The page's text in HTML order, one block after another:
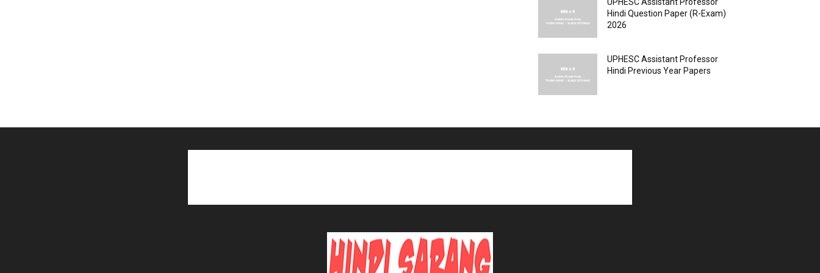
Hindi Question Paper (R-Exam)
2026
UPHESC Assistant Professor
Hindi Previous Year Papers